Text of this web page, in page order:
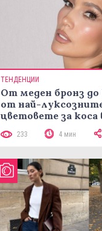
ТЕНДЕНЦИИ
От меден бронз до
от най-
цветовете за коса
233 4 мин